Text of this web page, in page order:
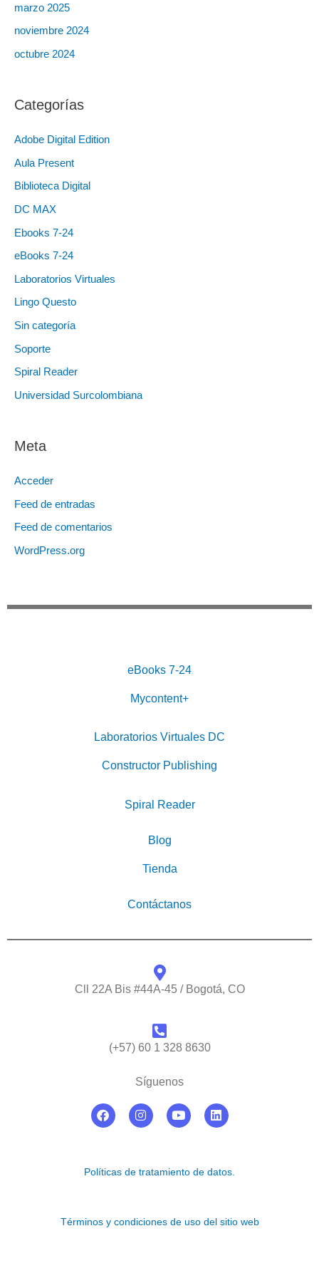
marzo 2025
noviembre 2024
octubre 2024
Categorías
Adobe Digital Edition
Aula Present
Biblioteca Digital
DC MAX
Ebooks 7-24
eBooks 7-24
Laboratorios Virtuales
Lingo Questo
Sin categoría
Soporte
Spiral Reader
Universidad Surcolombiana
Meta
Acceder
Feed de entradas
Feed de comentarios
WordPress.org
eBooks 7-24
Mycontent+
Laboratorios Virtuales DC
Constructor Publishing
Spiral Reader
Blog
Tienda
Contáctanos
Cll 22A Bis #44A-45 / Bogotá, CO
(+57) 60 1 328 8630
Síguenos
F
a
o
I
n
g
Y
o
b
L
i
d
Políticas de tratamiento de datos.
Términos y condiciones de uso del sitio web